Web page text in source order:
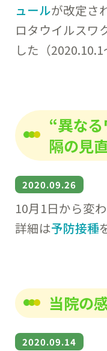
ュールが改定さ
ロタウイルスワ
した（2020.10.1
“異な
隔の見
2020.09.26
10月1日から変わ
詳細は予防接種
当院の
2020.09.14